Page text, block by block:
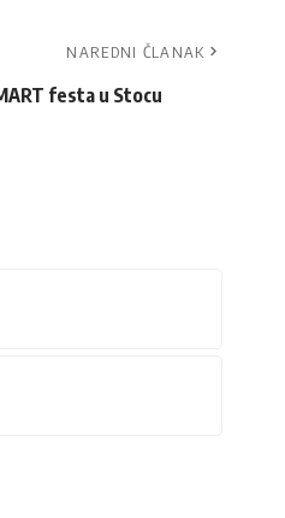
NAREDNI ČLANAK
festa u Stocu